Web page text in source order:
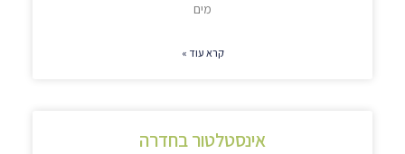
מים
קרא עוד »
אינסטלטור בחדרה